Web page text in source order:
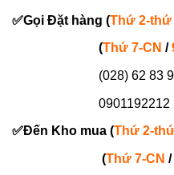
✅Gọi Đặt hàng (Thứ 2-thứ
(Thứ 7-CN /
(028) 62 83
0901192212
✅Đến Kho mua (Thứ 2-
(Thứ 7-CN /